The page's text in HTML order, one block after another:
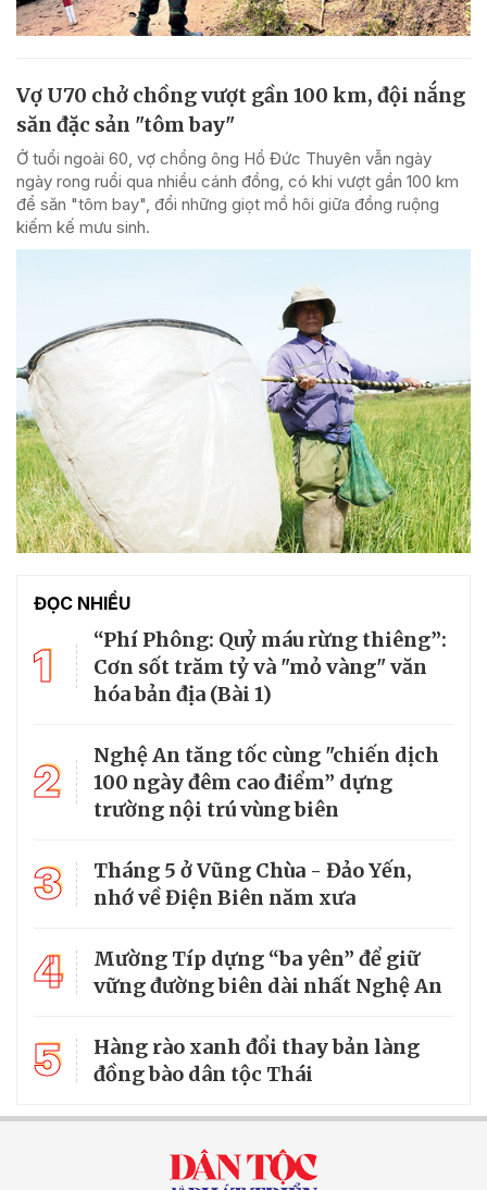
Vợ U70 chở chồng vượt gần 100 km, đội nắng
săn đặc sản "tôm bay"
Ở tuổi ngoài 60, vợ chồng ông Hồ Đức Thuyên vẫn ngày
ngày rong ruổi qua nhiều cánh đồng, có khi vượt gần 100 km
để săn "tôm bay", đổi những giọt mồ hôi giữa đồng ruộng
kiếm kế mưu sinh.
ĐỌC NHIỀU
1
“Phí Phông: Quỷ máu rừng thiêng”:
Cơn sốt trăm tỷ và "mỏ vàng" văn
hóa bản địa (Bài 1)
2
Nghệ An tăng tốc cùng "chiến dịch
100 ngày đêm cao điểm” dựng
trường nội trú vùng biên
3
Tháng 5 ở Vũng Chùa - Đảo Yến,
nhớ về Điện Biên năm xưa
4
Mường Típ dựng “ba yên” để giữ
vững đường biên dài nhất Nghệ An
5
Hàng rào xanh đổi thay bản làng
đồng bào dân tộc Thái